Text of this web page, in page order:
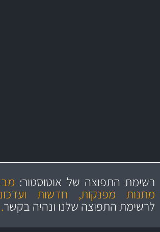
מקצועיות
ושירות מצויין
והיצע
רשימת התפוצה של אוטוסטור:
מתנות מפנקות, חדשות
לרשימת התפוצה שלנו ונהיה בקשר.